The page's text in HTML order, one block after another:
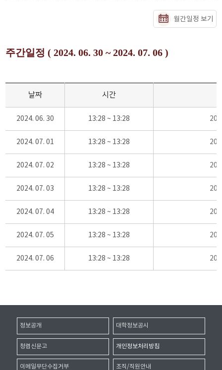
월간일정 보기
주간일정 ( 2024. 06. 30 ~ 2024. 07. 06 )
날짜 시간
2024. 06. 30 13:28 ~ 13:28
2024. 07. 01 13:28 ~ 13:28
2024. 07. 02 13:28 ~ 13:28
2024. 07. 03 13:28 ~ 13:28
2024. 07. 04 13:28 ~ 13:28
2024. 07. 05 13:28 ~ 13:28
2024. 07. 06 13:28 ~ 13:28
정보공개 대학정보공시
청렴신문고 개인정보처리방침
이메일무단수집거부 조직/직원안내